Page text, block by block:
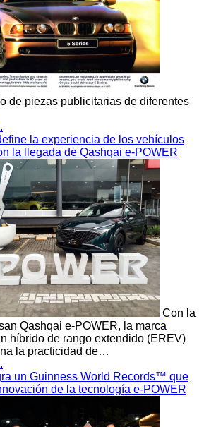
de piezas publicitarias de diferentes
la experiencia de los vehículos
la llegada de Qashqai e-POWER
Con la
Qashqai e-POWER, la marca
híbrido de rango extendido (EREV)
la practicidad de…
un Guinness World Records™ que
de la tecnología e-POWER